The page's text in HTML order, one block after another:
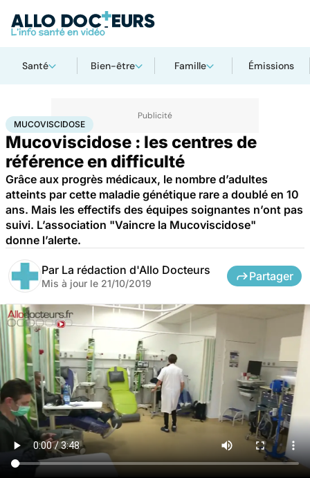
Santé Bien-être Famille Émissions
AccueilSantéMucoviscidose
MUCOVISCIDOSE
Mucoviscidose : les centres de
référence en difficulté
Grâce aux progrès médicaux, le nombre d’adultes
atteints par cette maladie génétique rare a doublé en 10
ans. Mais les effectifs des équipes soignantes n’ont pas
suivi. L’association "Vaincre la Mucoviscidose"
donne l’alerte.
Par La rédaction d'Allo Docteurs
Mis à jour le 21/10/2019
Partager